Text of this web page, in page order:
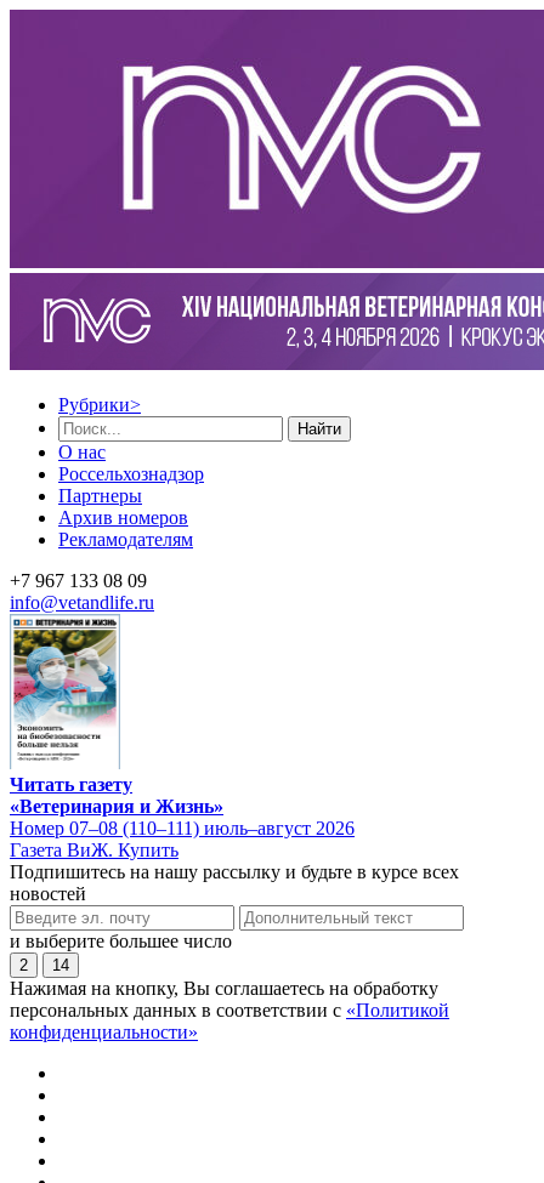
Рубрики>
Найти
О нас
Россельхознадзор
Партнеры
Архив номеров
Рекламодателям
+7 967 133 08 09
info@vetandlife.ru
Читать газету
«Ветеринария и Жизнь»
Номер 07–08 (110–111) июль–август 2026
Газета ВиЖ. Купить
Подпишитесь на нашу рассылку и будьте в курсе всех
новостей
и выберите большее число
2 14
Нажимая на кнопку, Вы соглашаетесь на обработку
персональных данных в соответствии с «Политикой
конфиденциальности»